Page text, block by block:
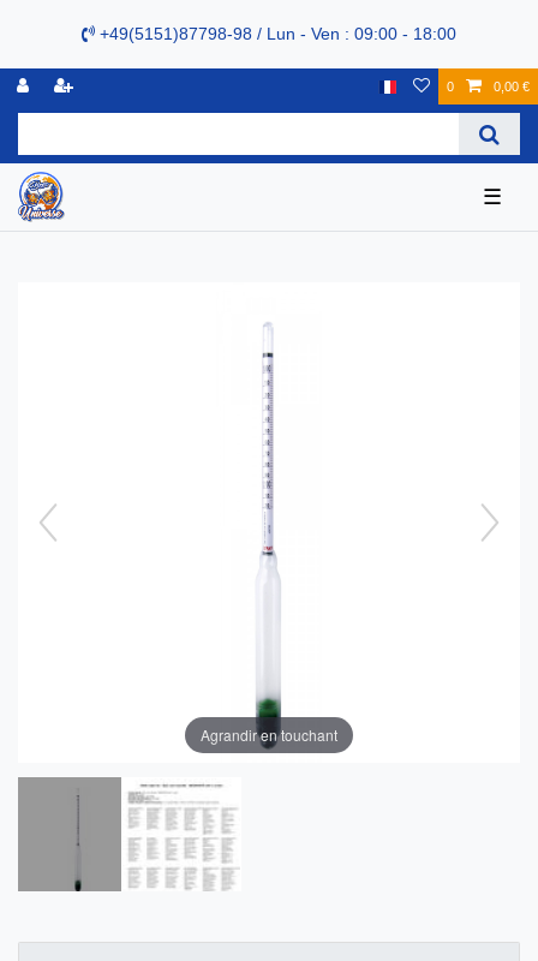
+49(5151)87798-98 / Lun - Ven : 09:00 - 18:00
0 0,00 €
☰
Agrandir en touchant